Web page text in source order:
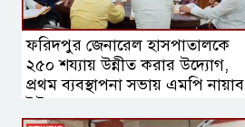
ফরিদপুর জেনারেল হাসপাতালকে
২৫০ শয্যায় উন্নীত করার উদ্যোগ,
প্রথম ব্যবস্থাপনা সভায় এমপি নায়াব
ইউসুফ